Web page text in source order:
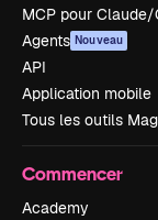
MCP pour Claude/
Agents Nouveau
API
Application mobile
Tous les outils
Commencer
Academy